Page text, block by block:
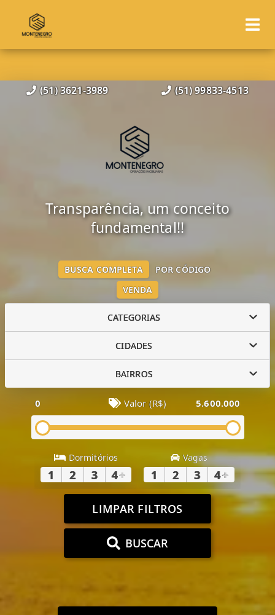
(51) 3621-3989 (51) 99833-4513
Transparência, um conceito
fundamental!!
VENDA
BUSCA COMPLETA POR CÓDIGO
CATEGORIAS
CIDADES
BAIRROS
0 Valor (R$) 5.600.000
Dormitórios
1 2 3 4+
Vagas
1 2 3 4+
LIMPAR FILTROS
BUSCAR